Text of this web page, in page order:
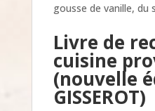
gousse de vanille, du
Livre de
cuisine
(nouvelle
GISSEROT)